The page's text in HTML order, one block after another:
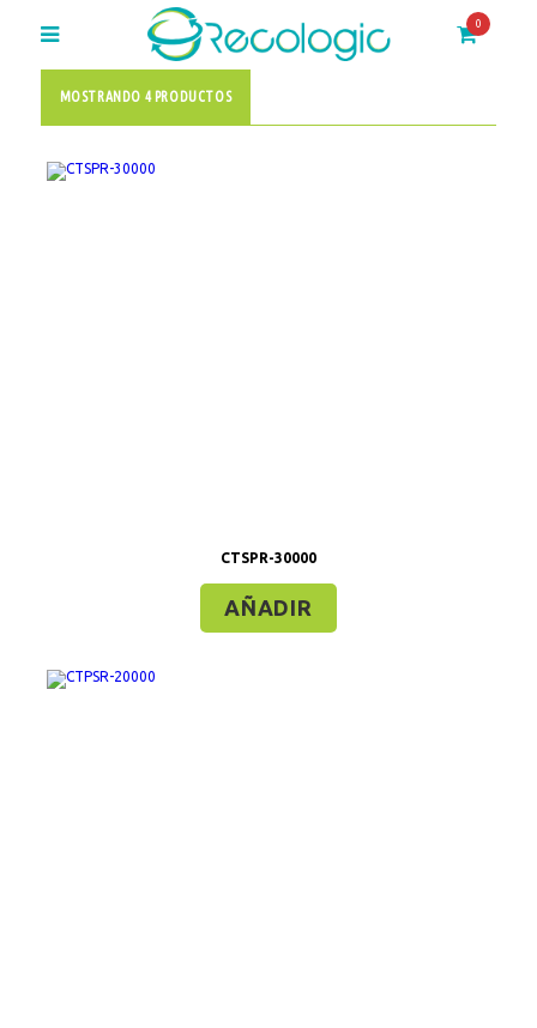
0
MOSTRANDO 4 PRODUCTOS
CTSPR-30000
AÑADIR